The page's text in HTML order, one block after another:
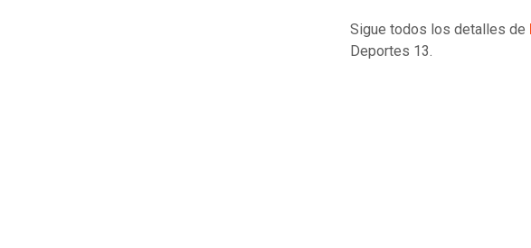
Sigue todos los detalles de
Deportes 13.